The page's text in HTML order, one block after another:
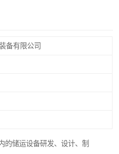
备有限公司
的储运设备研发、设计、制